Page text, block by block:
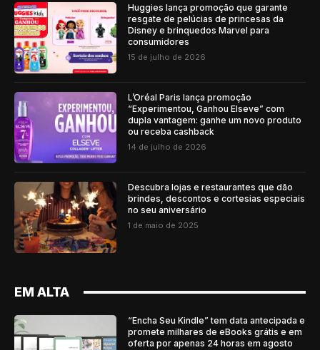
Huggies lança promoção que garante
resgate de pelúcias de princesas da
Disney e brinquedos Marvel para
consumidores
15 de julho de 2026
L’Oréal Paris lança promoção
“Experimentou, Ganhou Elseve” com
dupla vantagem: ganhe um novo produto
ou receba cashback
14 de julho de 2026
Descubra lojas e restaurantes que dão
brindes, descontos e cortesias especiais
no seu aniversário
1 de maio de 2025
EM ALTA
“Encha Seu Kindle” tem data antecipada e
promete milhares de eBooks grátis e em
oferta por apenas 24 horas em agosto